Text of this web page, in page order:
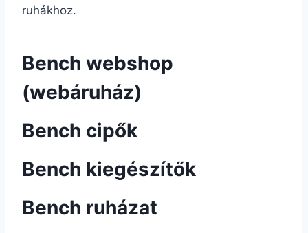
ruhákhoz.
Bench webshop
(webáruház)
Bench cipők
Bench kiegészítők
Bench ruházat